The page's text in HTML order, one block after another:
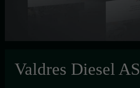
Valdres Diesel AS